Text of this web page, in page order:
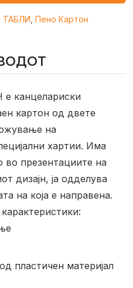
ТАБЛИ, Пено Картон
канцелариски
картон од двете
на
хартии. Има
во презентациите на
дизајн, ја одделува
на која е направена.
пластичен материјал